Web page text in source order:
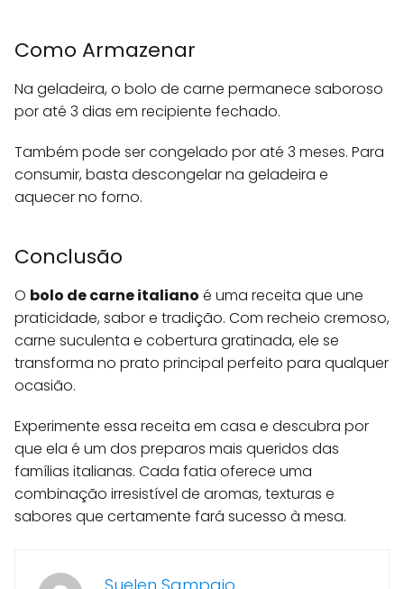
Como Armazenar
Na geladeira, o bolo de carne permanece saboroso
por até 3 dias em recipiente fechado.
Também pode ser congelado por até 3 meses. Para
consumir, basta descongelar na geladeira e
aquecer no forno.
Conclusão
O bolo de carne italiano é uma receita que une
praticidade, sabor e tradição. Com recheio cremoso,
carne suculenta e cobertura gratinada, ele se
transforma no prato principal perfeito para qualquer
ocasião.
Experimente essa receita em casa e descubra por
que ela é um dos preparos mais queridos das
famílias italianas. Cada fatia oferece uma
combinação irresistível de aromas, texturas e
sabores que certamente fará sucesso à mesa.